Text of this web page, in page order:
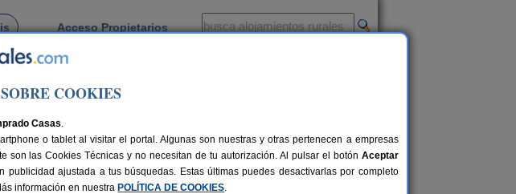
Acceso Propietarios
COOKIES
Casas.
o tablet al visitar el portal. Algunas son nuestras y otras pertenecen a empresas
son las Cookies Técnicas y no necesitan de tu autorización. Al pulsar el botón Aceptar
ajustada a tus búsquedas. Estas últimas puedes desactivarlas por completo
información en nuestra POLÍTICA DE COOKIES.